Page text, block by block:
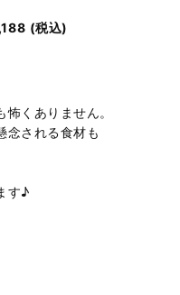
(税込)
くありません。
念される食材も
す♪